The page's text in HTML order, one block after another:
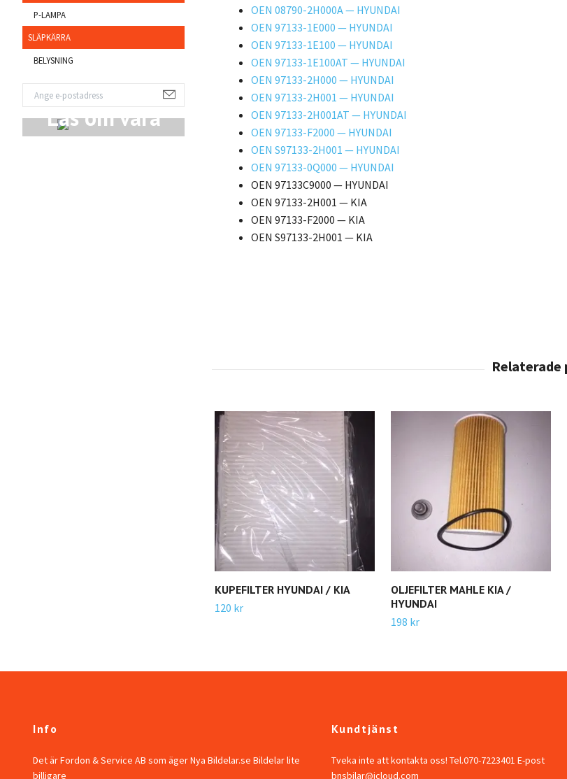
P-LAMPA
SLÄPKÄRRA
BELYSNING
Läs om våra
Produkter
OEN 08790-2H000A — HYUNDAI
OEN 97133-1E000 — HYUNDAI
OEN 97133-1E100 — HYUNDAI
OEN 97133-1E100AT — HYUNDAI
OEN 97133-2H000 — HYUNDAI
OEN 97133-2H001 — HYUNDAI
OEN 97133-2H001AT — HYUNDAI
OEN 97133-F2000 — HYUNDAI
OEN S97133-2H001 — HYUNDAI
OEN 97133-0Q000 — HYUNDAI
OEN 97133C9000 — HYUNDAI
OEN 97133-2H001 — KIA
OEN 97133-F2000 — KIA
OEN S97133-2H001 — KIA
KUPEFILTER HYUNDAI / KIA
120 kr
OLJEFILTER MAHLE KIA /
HYUNDAI
198 kr
Info
Det är Fordon & Service AB som äger Nya Bildelar.se Bildelar lite
billigare
Kundtjänst
Tveka inte att kontakta oss! Tel.070-7223401 E-post
bnsbilar@icloud.com